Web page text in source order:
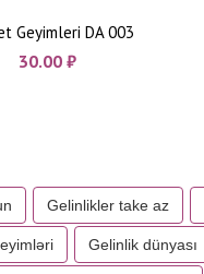
Geyimleri DA 003
30.00 ₼
Gelinlikler take az
Gelinlik dünyası